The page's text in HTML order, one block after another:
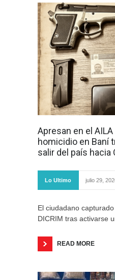
Apresan en el
homicidio en Baní
salir del país hacia
Lo Ultimo julio 29,
El ciudadano
DICRIM tras activarse
READ MORE